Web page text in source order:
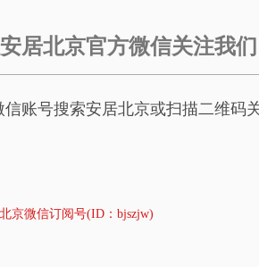
居北京官方微信关注我们
账号搜索安居北京或扫描二维码
京微信订阅号(ID：bjszjw)